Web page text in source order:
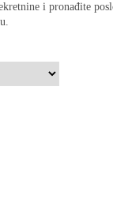
i pronađite